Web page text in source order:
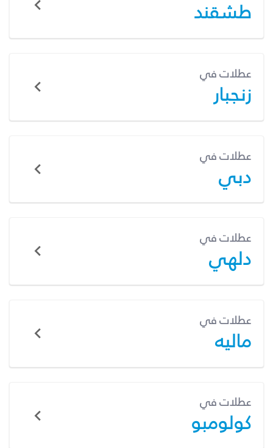
طشقند
عطلات في
زنجبار
عطلات في
دبي
عطلات في
دلهي
عطلات في
ماليه
عطلات في
كولومبو